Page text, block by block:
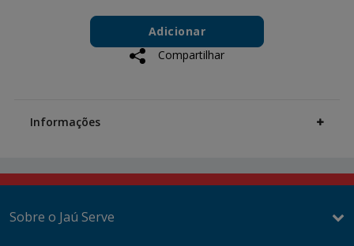
to
cart
Product
ActionsAdicionar
Compartilhar
Information
Informações
Sobre o Jaú Serve